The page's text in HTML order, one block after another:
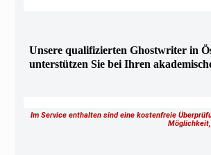
Unsere qualifizierten Ghostwriter in
unterstützen Sie bei Ihren
Im Service enthalten sind eine kostenfreie